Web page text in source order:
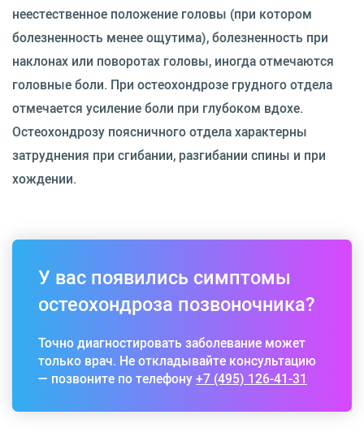
неестественное положение головы (при котором
болезненность менее ощутима), болезненность при
наклонах или поворотах головы, иногда отмечаются
головные боли. При остеохондрозе грудного отдела
отмечается усиление боли при глубоком вдохе.
Остеохондрозу поясничного отдела характерны
затруднения при сгибании, разгибании спины и при
хождении.
У вас появились симптомы
остеохондроза позвоночника?
Точно диагностировать заболевание может
только врач. Не откладывайте консультацию
— позвоните по телефону+7 (495) 126-41-31